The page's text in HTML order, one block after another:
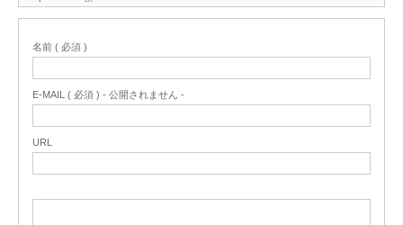
名前 ( 必須 )
E-MAIL ( 必須 ) - 公開されません -
URL